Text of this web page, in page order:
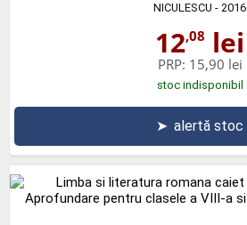
NICULESCU - 2016
12,08 lei
PRP: 15,90 lei
stoc indisponibil
➤ alertă stoc